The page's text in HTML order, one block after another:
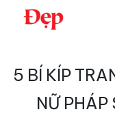
Chuyển
kiếm
5 BÍ KÍP
NỮ PHÁP